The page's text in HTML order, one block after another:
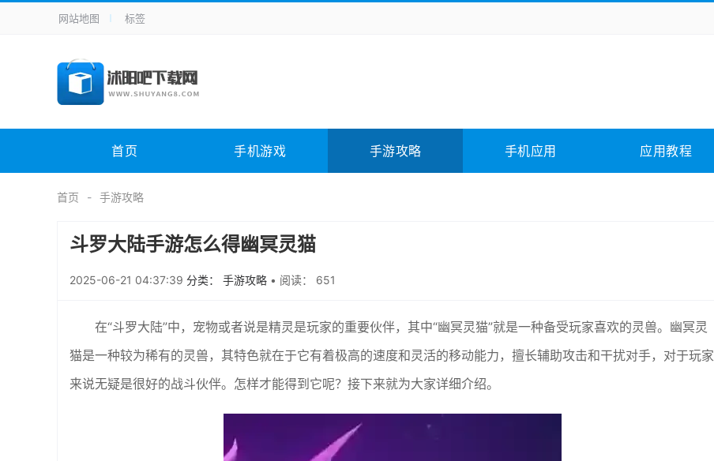
手机应用
手机游戏 H5游戏
电脑软件 其它类别 图形软件 安全相关 应用软件 影音软件 插件下载
未分类 综合其它
网站地图 标签
首页 手机游戏 手游攻略 手机应用 应用教程
首页 手游攻略
斗罗大陆手游怎么得幽冥灵猫
2025-06-21 04:37:39 分类： 手游攻略 • 阅读： 651
在“斗罗大陆”中，宠物或者说是精灵是玩家的重要伙伴，其中“幽冥灵猫”就是一种备受玩家喜欢的灵兽。幽冥灵
猫是一种较为稀有的灵兽，其特色就在于它有着极高的速度和灵活的移动能力，擅长辅助攻击和干扰对手，对于玩家
来说无疑是很好的战斗伙伴。怎样才能得到它呢？接下来就为大家详细介绍。